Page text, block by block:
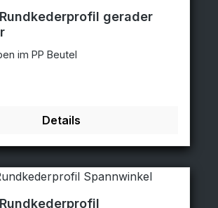
gerader
im PP Beutel
Details